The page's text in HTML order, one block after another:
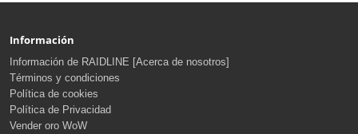
Información
Información de RAIDLINE [Acerca de nosotros]
Términos y condiciones
Política de cookies
Política de Privacidad
Vender oro WoW